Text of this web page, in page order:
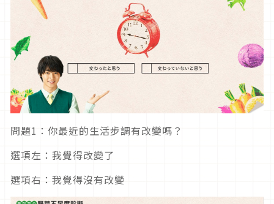
問題1：你最近的生活步調有改變嗎？
選項左：我覺得改變了
選項右：我覺得沒有改變